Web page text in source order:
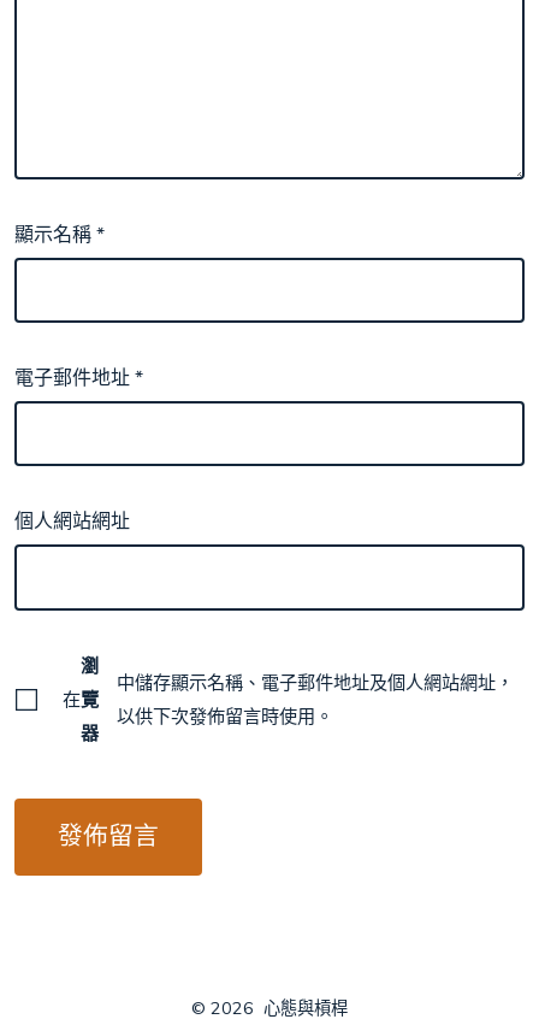
顯示名稱*
電子郵件地址*
個人網站網址
在
瀏
覽
器
中儲存顯示名稱、電子郵件地址及個人網站網址，
以供下次發佈留言時使用。
© 2026 心態與槓桿